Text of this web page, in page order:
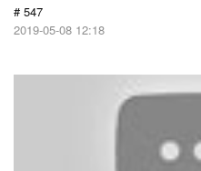
# 547
2019-05-08 12:18